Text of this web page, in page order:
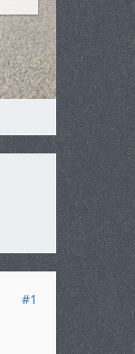
#1